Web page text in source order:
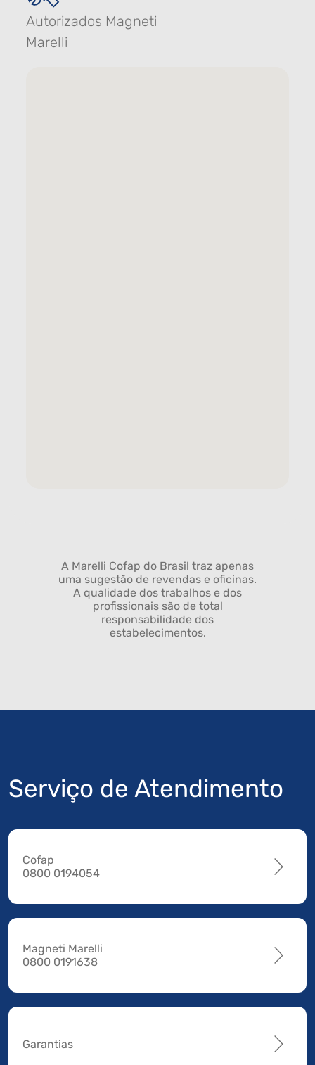
Autorizados Magneti
Marelli
A Marelli Cofap do Brasil traz apenas
uma sugestão de revendas e oficinas.
A qualidade dos trabalhos e dos
profissionais são de total
responsabilidade dos
estabelecimentos.
Serviço de Atendimento
Cofap
0800 0194054
Magneti Marelli
0800 0191638
Garantias